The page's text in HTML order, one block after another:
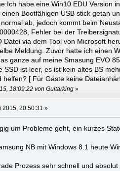
habe eine Win10 EDU Version
Bootfähigen USB stick getan
ab, jedoch kommt beim
Fehler bei der
Datei via dem Tool von Microsoft
Meldung. Zuvor hatte ich einen
ganze auf meine Smasung EVO
SSD ist leer, es ist kein altes BS
helfen? [ Für Gäste keine
18:09:22 von Guitarking»
2015, 20:50:31 »
um Probleme geht, ein kurzes
NB mit Windows 8.1 heute
Prozess sehr schnell und